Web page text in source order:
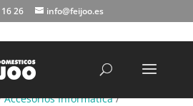
26 info@feijoo.es
Accesorios Informática/